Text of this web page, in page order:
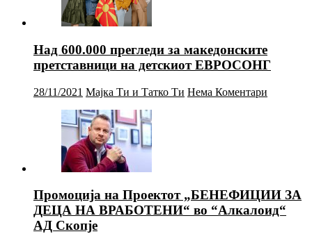
Над 600.000 прегледи за македонските
претставници на детскиот ЕВРОСОНГ
28/11/2021 Мајка Ти и Татко Ти Нема Коментари
Промоција на Проектот „БЕНЕФИЦИИ ЗА
ДЕЦА НА ВРАБОТЕНИ“ во “Алкалоид“
АД Скопје